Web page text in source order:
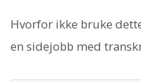
Hvorfor ikke bruke
en sidejobb med